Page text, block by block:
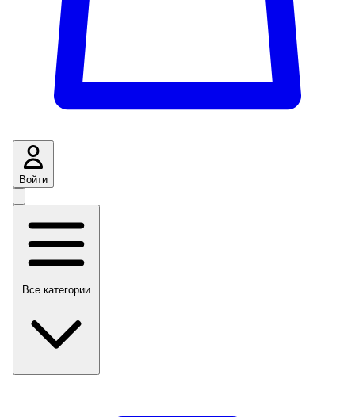
Войти
Все категории